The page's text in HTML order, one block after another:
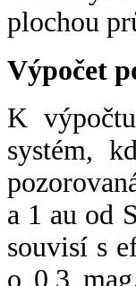
plochou
Výpočet
K
systém,
a 1 au od
souvisí s
o 0,3